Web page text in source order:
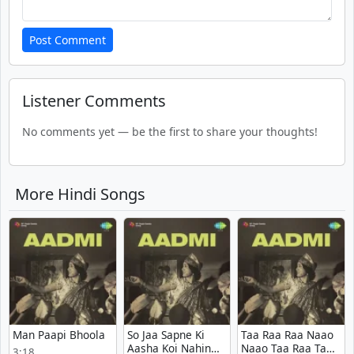
Post Comment
Listener Comments
No comments yet — be the first to share your thoughts!
More Hindi Songs
Man Paapi Bhoola
So Jaa Sapne Ki
Aasha Koi Nahin
Taa Raa Raa Naao
Naao Taa Raa Taa